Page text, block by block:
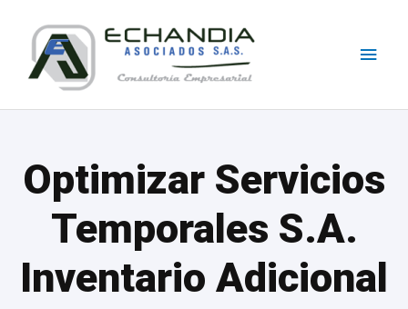
content
Optimizar Servicios
Temporales S.A.
Inventario Adicional